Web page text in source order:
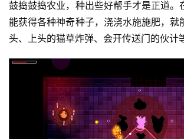
游
戏
业
鼓捣鼓捣农业，种出些好帮手才是正道。
能获得各种神奇种子，浇浇水施施肥，就
头、上头的猫草炸弹、会开传送门的伙计